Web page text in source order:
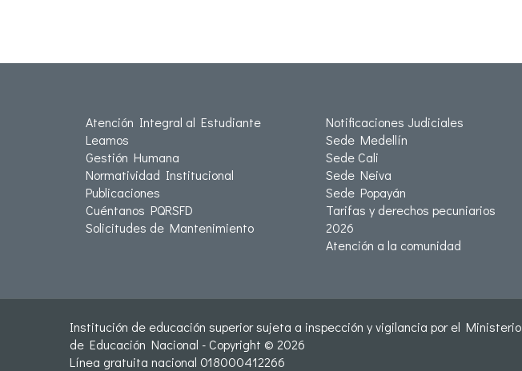
Atención Integral al Estudiante
Leamos
Gestión Humana
Normatividad Institucional
Publicaciones
Cuéntanos PQRSFD
Solicitudes de Mantenimiento
Notificaciones Judiciales
Sede Medellín
Sede Cali
Sede Neiva
Sede Popayán
Tarifas y derechos pecuniarios
2026
Atención a la comunidad
Institución de educación superior sujeta a inspección y vigilancia por el Ministerio
de Educación Nacional - Copyright © 2026
Línea gratuita nacional 018000412266